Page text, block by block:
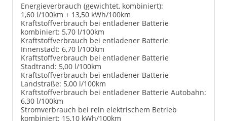
Energieverbrauch (gewichtet, kombiniert):
1,60 l/100km + 13,50 kWh/100km
Kraftstoffverbrauch bei entladener Batterie
kombiniert: 5,70 l/100km
Kraftstoffverbrauch bei entladener Batterie
Innenstadt: 6,70 l/100km
Kraftstoffverbrauch bei entladener Batterie
Stadtrand: 5,00 l/100km
Kraftstoffverbrauch bei entladener Batterie
Landstraße: 5,00 l/100km
Kraftstoffverbrauch bei entladener Batterie Autobahn:
6,30 l/100km
Stromverbrauch bei rein elektrischem Betrieb
kombiniert: 15,10 kWh/100km